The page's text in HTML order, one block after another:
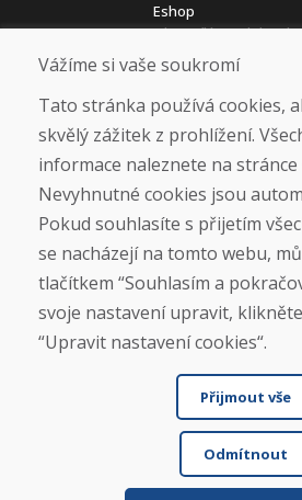
Eshop
Jak posíláme
Obchodní podmínky
Doprava
Platba
Vrácení a výměna
Ochrana osobních
Cookies
Sociální sítě
© DOMIVOSPORT 2026, všechna
Vážíme si vaše soukromí
Tato stránka používá cookies,
skvělý zážitek z prohlížení.
informace naleznete na stránce
Nevyhnutné cookies jsou
Pokud souhlasíte s přijetím
se nacházejí na tomto webu,
tlačítkem “Souhlasím a
svoje nastavení upravit,
“Upravit nastavení cookies“.
Přijmout vše
Odmítnout